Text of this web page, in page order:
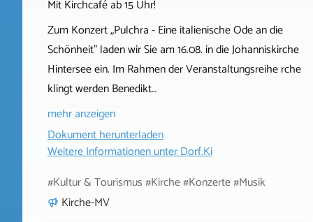
Mit Kirchcafé ab 15 Uhr!
Zum Konzert „Pulchra - Eine italienische Ode an die
Schönheit" laden wir Sie am 16.08. in die Johanniskirche
Hintersee ein. Im Rahmen der Veranstaltungsreihe rche
klingt werden Benedikt…
mehr anzeigen
Dokument herunterladen
Weitere Informationen unterDorf.Ki
#Kultur & Tourismus #Kirche #Konzerte #Musik
Kirche-MV